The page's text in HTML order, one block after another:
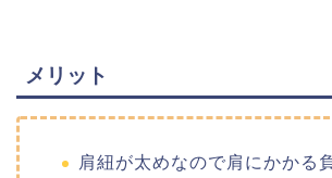
メリット
肩紐が太めなので肩にかかる